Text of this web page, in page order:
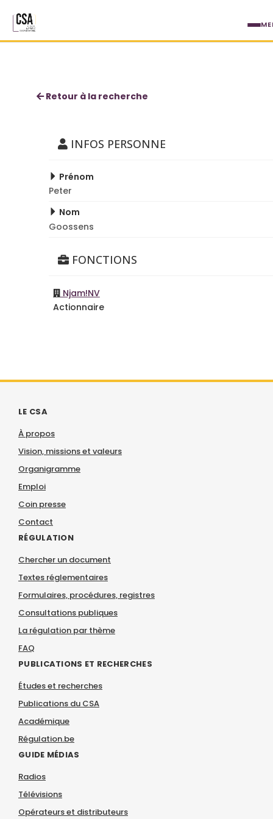
Peter Goossens
Retour à la recherche
INFOS PERSONNE
Prénom
Peter
Nom
Goossens
FONCTIONS
Njam!NV
Actionnaire
LE CSA
À propos
Vision, missions et valeurs
Organigramme
Emploi
Coin presse
Contact
RÉGULATION
Chercher un document
Textes réglementaires
Formulaires, procédures, registres
Consultations publiques
La régulation par thème
FAQ
PUBLICATIONS ET RECHERCHES
Études et recherches
Publications du CSA
Académique
Régulation.be
GUIDE MÉDIAS
Radios
Télévisions
Opérateurs et distributeurs